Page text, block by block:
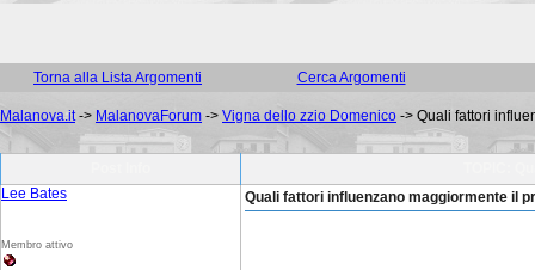
Torna alla Lista Argomenti Cerca Argomenti
Malanova.it-> MalanovaForum -> Vigna dello zzio Domenico -> Quali fattori
Lee Bates
Membro attivo
Quali fattori influenzano maggiormente il